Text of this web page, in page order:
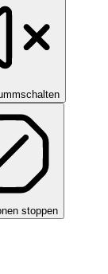
stoppen